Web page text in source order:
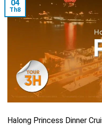
04
Th8
Halong Princess Dinner